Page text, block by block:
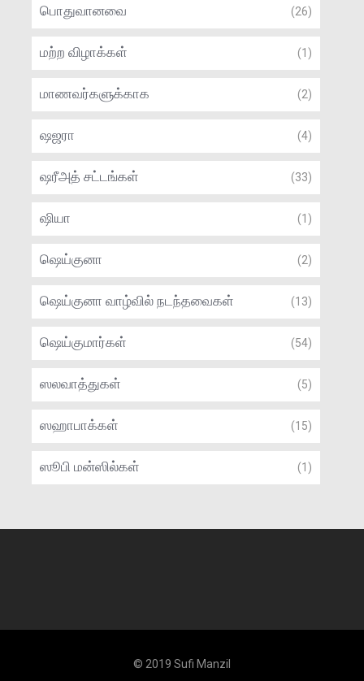
பொதுவானவை (26)
மற்ற விழாக்கள் (1)
மாணவர்களுக்காக (2)
ஷஜரா (4)
ஷரீஅத் சட்டங்கள் (33)
ஷியா (1)
ஷெய்குனா (2)
ஷெய்குனா வாழ்வில் நடந்தவைகள் (13)
ஷெய்குமார்கள் (54)
ஸலவாத்துகள் (5)
ஸஹாபாக்கள் (15)
ஸூபி மன்ஸில்கள் (1)
© 2019 Sufi Manzil